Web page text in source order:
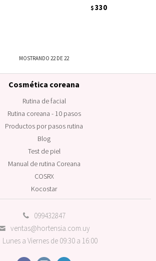
$ 330
MOSTRANDO 22 DE22
099432847
ventas@hortensia.com.uy
Lunes a Viernes de 09:30 a 16:00
Cosmética coreana
Rutina de facial
Rutina coreana - 10 pasos
Productos por pasos rutina
Blog
Test de piel
Manual de rutina Coreana
COSRX
Kocostar